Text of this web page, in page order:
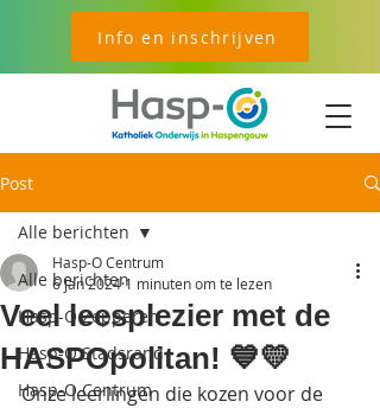
Info en inschrijven
Post
Alle berichten
Hasp-O Zepperen
Hasp-O Stadsrand
Hasp-O Centrum
Alle berichten
Veel leesplezier met de
HASPOpolitan! 💙💛
Hasp-O Centrum
6 jan 20241 minuten om te lezen
Onze leerlingen die kozen voor de